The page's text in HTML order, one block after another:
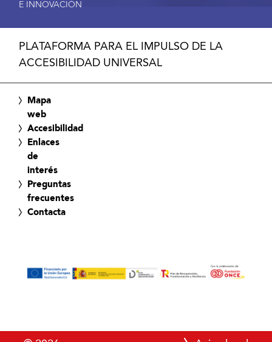
E INNOVACIÓN
PLATAFORMA PARA EL IMPULSO DE LA
ACCESIBILIDAD UNIVERSAL
Mapa
web
Accesibilidad
Enlaces
de
interés
Preguntas
frecuentes
Contacta